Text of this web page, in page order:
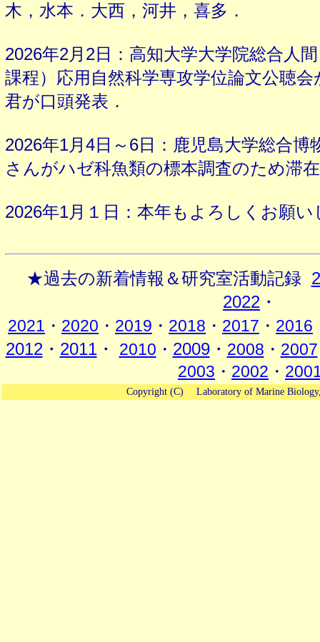
木，水本．大西，河井，喜多．
2026年2月2日：高知大学大学院総合人
課程）応用自然科学専攻学位論文公聴
君が口頭発表．
2026年1月4日～6日：鹿児島大学総合博
さんがハゼ科魚類の標本調査のため滞
2026年1月１日：本年もよろしくお願い
★過去の新着情報＆研究室活動記録
2022 ・
2021 ・ 2020 ・ 2019 ・ 2018 ・ 2017 ・ 2016
2012・ 2011・ 2010 ・ 2009・ 2008 ・ 2007
2003 ・ 2002 ・
Copyright (C) Laboratory of Marine